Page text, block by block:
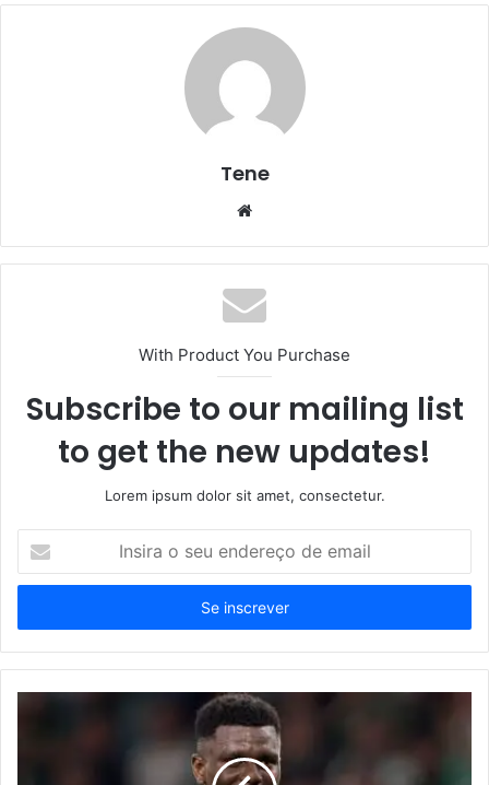
Tene
Website
With Product You Purchase
Subscribe to our mailing list
to get the new updates!
Lorem ipsum dolor sit amet, consectetur.
seu
de
email